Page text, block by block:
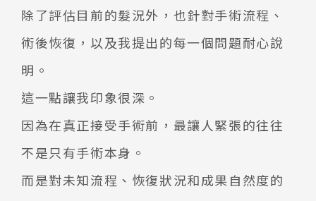
除了評估目前的髮況外，也針對手術流程、
術後恢復，以及我提出的每一個問題耐心說
明。
這一點讓我印象很深。
因為在真正接受手術前，最讓人緊張的往往
不是只有手術本身。
而是對未知流程、恢復狀況和成果自然度的